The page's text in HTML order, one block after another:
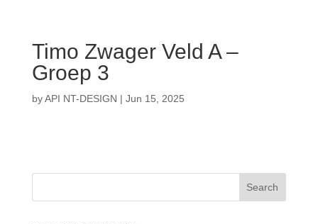
Timo Zwager Veld A –
Groep 3
byAPI NT-DESIGN | Jun 15, 2025